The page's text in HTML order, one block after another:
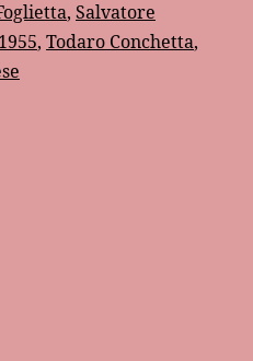
, Salvatore
, Todaro Conchetta,